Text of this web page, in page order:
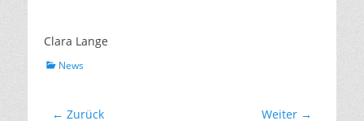
Clara Lange
Kategorien
News
Beitragsnavigation
← Zurück Weiter →